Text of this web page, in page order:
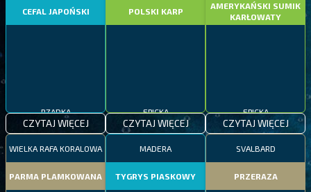
CEFAL JAPOŃSKI
RZADKA
CZYTAJ WIĘCEJ
POLSKI KARP
EPICKA
CZYTAJ WIĘCEJ
AMERYKAŃSKI SUMIK
KARŁOWATY
EPICKA
CZYTAJ WIĘCEJ
WIELKA RAFA KORALOWA
PARMA PLAMKOWANA
MADERA
TYGRYS PIASKOWY
SVALBARD
PRZERAZA